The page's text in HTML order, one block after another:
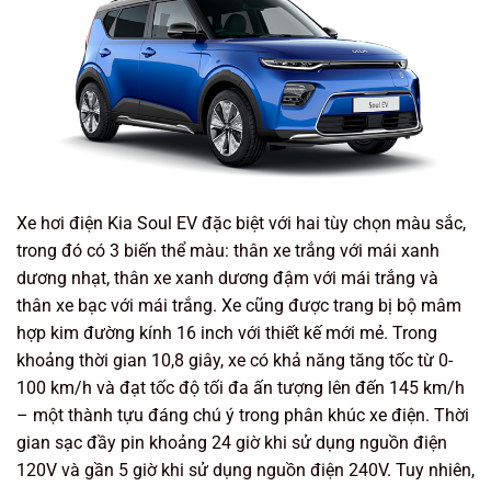
Xe hơi điện Kia Soul EV đặc biệt với hai tùy chọn màu sắc,
trong đó có 3 biến thể màu: thân xe trắng với mái xanh
dương nhạt, thân xe xanh dương đậm với mái trắng và
thân xe bạc với mái trắng. Xe cũng được trang bị bộ mâm
hợp kim đường kính 16 inch với thiết kế mới mẻ. Trong
khoảng thời gian 10,8 giây, xe có khả năng tăng tốc từ 0-
100 km/h và đạt tốc độ tối đa ấn tượng lên đến 145 km/h
– một thành tựu đáng chú ý trong phân khúc xe điện. Thời
gian sạc đầy pin khoảng 24 giờ khi sử dụng nguồn điện
120V và gần 5 giờ khi sử dụng nguồn điện 240V. Tuy nhiên,